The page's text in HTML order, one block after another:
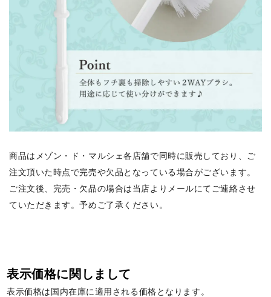
商品はメゾン・ド・マルシェ各店舗で同時に販売しており、ご
注文頂いた時点で完売や欠品となっている場合がございます。
ご注文後、完売・欠品の場合は当店よりメールにてご連絡させ
ていただきます。予めご了承ください。
表示価格に関しまして
表示価格は国内在庫に適用される価格となります。